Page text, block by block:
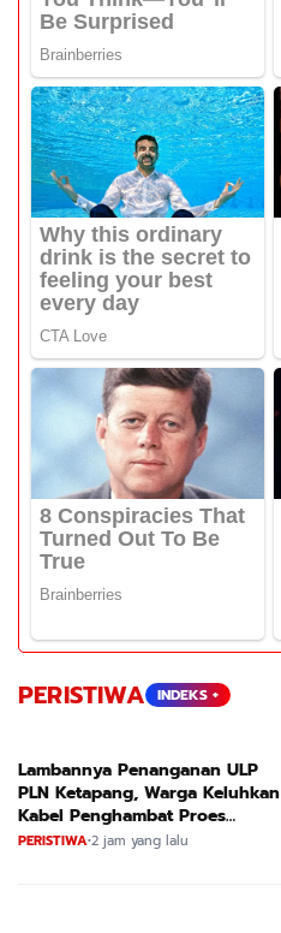
PERISTIWA INDEKS +
Lambannya Penanganan ULP
PLN Ketapang, Warga Keluhkan
Kabel Penghambat Proes
Bangunan
PERISTIWA•2 jam yang lalu